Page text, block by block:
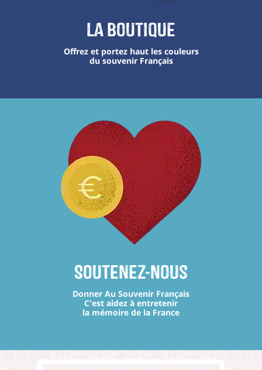
La boutique
Offrez et portez haut les couleurs
du souvenir Français
Soutenez-nous
Donner Au Souvenir Français
C'est aidez à entretenir
la mémoire de la France